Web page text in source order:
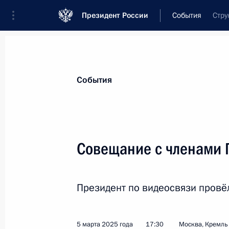
Президент России События
Новости
Образована комиссия Госсовета
10 марта 2025 года, 17:00
События
Совещание с членами
Президент по видеосвязи
5 марта 2025 года 17:30 Москва, Кремль